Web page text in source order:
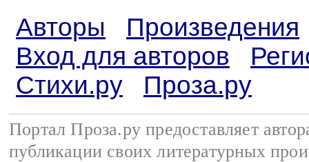
Авторы
Произведения
Вход для авторов
Стихи.ру
Проза.ру
Портал Проза.ру предоставляет
публикации своих литературных